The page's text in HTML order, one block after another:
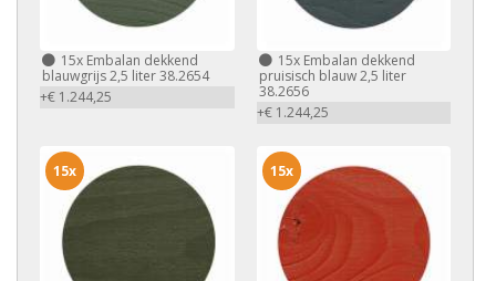
15x Embalan dekkend
blauwgrijs 2,5 liter 38.2654
+€ 1.244,25
15xEmbalan dekkend
pruisisch blauw 2,5 liter
38.2656
+€ 1.244,25
15x 15x